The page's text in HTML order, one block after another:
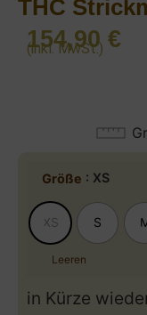
THC
154,90 €
(inkl. MwSt.)
Größe : XS
XS S
Leeren
in Kürze